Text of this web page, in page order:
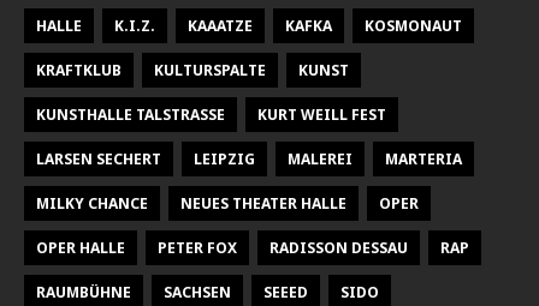
HALLE K.I.Z. KAAATZE KAFKA KOSMONAUT
KRAFTKLUB KULTURSPALTE KUNST
KUNSTHALLE TALSTRASSE KURT WEILL FEST
LARSEN SECHERT LEIPZIG MALEREI MARTERIA
MILKY CHANCE NEUES THEATER HALLE OPER
OPER HALLE PETER FOX RADISSON DESSAU RAP
RAUMBÜHNE SACHSEN SEEED SIDO